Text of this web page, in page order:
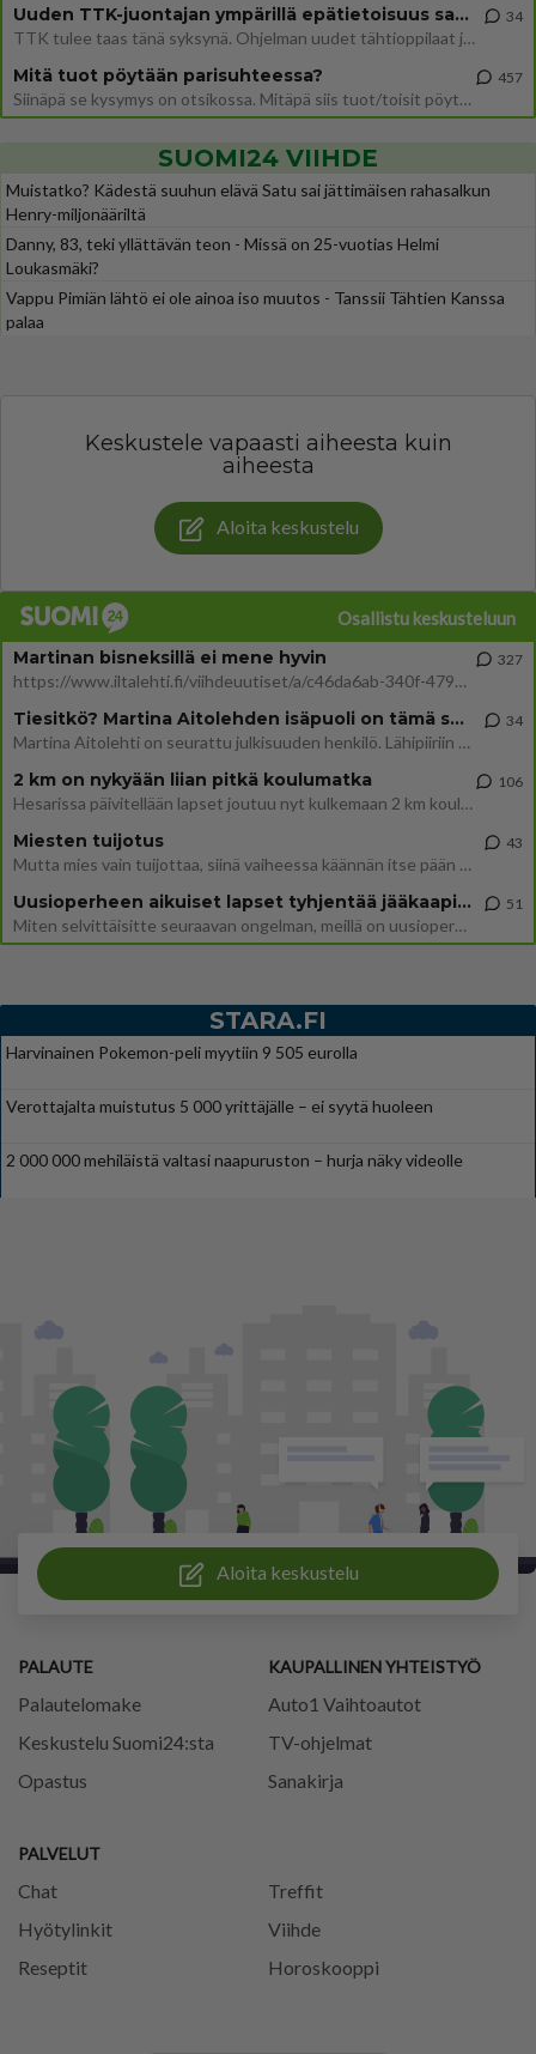
Uuden TTK-juontajan ympärillä epätietoisuus sakenee - Nyt MTV hämmentää soppaa
TTK tulee taas tänä syksynä. Ohjelman uudet tähtioppilaat julkistetaan torstaina 6. elokuuta klo 14 alkavassa lehdistö
34
Mitä tuot pöytään parisuhteessa?
Siinäpä se kysymys on otsikossa. Mitäpä siis tuot/toisit pöytään parisuhteessa? Oletko mies vai nainen? Koetko sen mitä
457
SUOMI24 VIIHDE
Muistatko? Kädestä suuhun elävä Satu sai jättimäisen rahasalkun
Henry-miljonääriltä
Danny, 83, teki yllättävän teon - Missä on 25-vuotias Helmi
Loukasmäki?
Vappu Pimiän lähtö ei ole ainoa iso muutos - Tanssii Tähtien Kanssa
palaa
Keskustele vapaasti aiheesta kuin
aiheesta
Aloita keskustelu
Osallistu keskusteluun
Martinan bisneksillä ei mene hyvin
https://www.iltalehti.fi/viihdeuutiset/a/c46da6ab-340f-4790-aaa7-0865eed2336 Yrityksen konkurssihakemus on tullut kärä
327
Tiesitkö? Martina Aitolehden isäpuoli on tämä suosittu laulaja
Martina Aitolehti on seurattu julkisuuden henkilö. Lähipiiriin mahtuu muitakin tunnettuja henkilöitä. Tiesitkö, että Ma
34
2 km on nykyään liian pitkä koulumatka
Hesarissa päivitellään lapset joutuu nyt kulkemaan 2 km kouluun jösses. Ruostefillarilla tuo matka menee vaikka miten äk
106
Miesten tuijotus
Mutta mies vain tuijottaa, siinä vaiheessa käännän itse pään pois. Mikä juttu? Yleensä jos joku tuijottaa tai katsoo, hä
43
Uusioperheen aikuiset lapset tyhjentää jääkaapin käydessään
Miten selvittäisitte seuraavan ongelman, meillä on uusioperhe, minulla teini-ikäiset lapset ja puolisolla aikuiset, jotk
51
STARA.FI
Harvinainen Pokemon-peli myytiin 9 505 eurolla
Verottajalta muistutus 5 000 yrittäjälle – ei syytä huoleen
2 000 000 mehiläistä valtasi naapuruston – hurja näky videolle
Aloita keskustelu
PALAUTE
Palautelomake
Keskustelu Suomi24:sta
Opastus
PALVELUT
Chat
Treffit
Hyötylinkit
Viihde
Reseptit
Horoskooppi
KAUPALLINEN YHTEISTYÖ
Auto1 Vaihtoautot
TV-ohjelmat
Sanakirja